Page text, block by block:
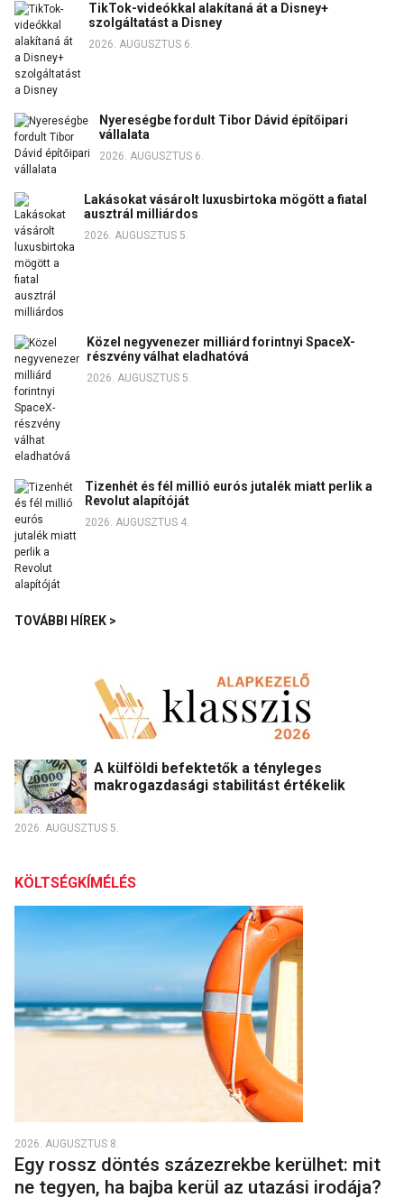
TikTok-videókkal alakítaná át a Disney+
szolgáltatást a Disney
2026. AUGUSZTUS 6.
Nyereségbe fordult Tibor Dávid építőipari
vállalata
2026. AUGUSZTUS 6.
Lakásokat vásárolt luxusbirtoka mögött a fiatal
ausztrál milliárdos
2026. AUGUSZTUS 5.
Közel negyvenezer milliárd forintnyi SpaceX-
részvény válhat eladhatóvá
2026. AUGUSZTUS 5.
Tizenhét és fél millió eurós jutalék miatt perlik a
Revolut alapítóját
2026. AUGUSZTUS 4.
TOVÁBBI HÍREK >
A külföldi befektetők a tényleges
makrogazdasági stabilitást értékelik
2026. AUGUSZTUS 5.
KÖLTSÉGKÍMÉLÉS
2026. AUGUSZTUS 8.
Egy rossz döntés százezrekbe kerülhet: mit
ne tegyen, ha bajba kerül az utazási irodája?